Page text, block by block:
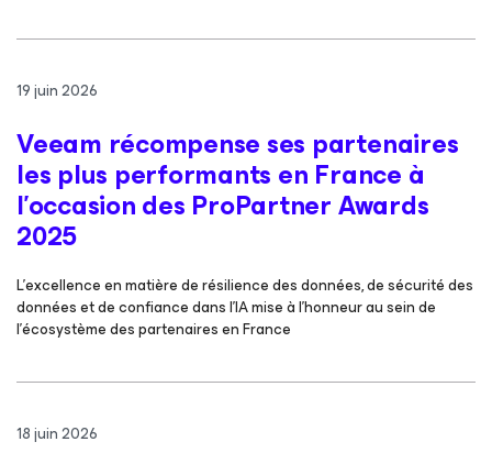
19 juin 2026
Veeam récompense ses partenaires
les plus performants en France à
l’occasion des ProPartner Awards
2025
L’excellence en matière de résilience des données, de sécurité des
données et de confiance dans l’IA mise à l’honneur au sein de
l’écosystème des partenaires en France
18 juin 2026